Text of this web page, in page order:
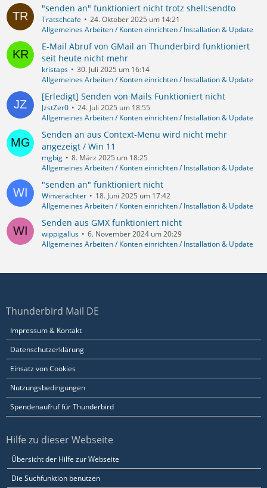
"senden an" funktioniert nicht trotz shell:sendto
Tratschcafe
24. Oktober 2025 um 14:21
Allgemeines Arbeiten / Konten einrichten / Installation & Update
E-Mail Abruf von GMail an Thunderbird funktioniert
seit heute nicht mehr
kristaps
30. Juli 2025 um 16:14
Allgemeines Arbeiten / Konten einrichten / Installation & Update
[Erledigt] Senden von Mails Funktioniert nicht
JzstZer0
24. Juli 2025 um 18:55
Allgemeines Arbeiten / Konten einrichten / Installation & Update
Senden an aus Context-Menu wird nicht mehr
angezeigt / Win 11
mgbig
8. März 2025 um 18:25
Allgemeines Arbeiten / Konten einrichten / Installation & Update
"senden an" funktioniert nicht
Winverächter
18. Juni 2025 um 17:42
Allgemeines Arbeiten / Konten einrichten / Installation & Update
Senden aus GMX funktioniert nicht
wippigallus
6. November 2024 um 20:29
Allgemeines Arbeiten / Konten einrichten / Installation & Update
Thunderbird Mail DE
Impressum & Kontakt
Datenschutzerklärung
Einsatz von Cookies
Nutzungsbedingungen
Spendenaufruf für Thunderbird
Hilfe zu dieser Webseite
Übersicht der Hilfe zur Webseite
Die Suchfunktion benutzen